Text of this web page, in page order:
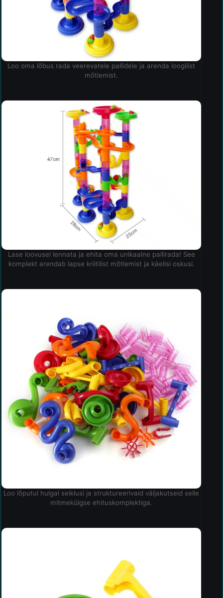
Loo oma lõbus rada veerevatele pallidele ja arenda loogilist
mõtlemist.
Lase loovusel lennata ja ehita oma unikaalne pallirada! See
komplekt arendab lapse kriitilist mõtlemist ja käelisi oskusi.
Loo lõputul hulgal seiklusi ja struktureerivaid väljakutseid selle
mitmekülgse ehituskomplektiga.